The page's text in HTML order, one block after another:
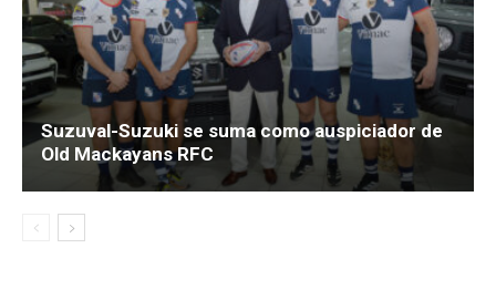
Suzuval-Suzuki se suma como auspiciador de
Old Mackayans RFC